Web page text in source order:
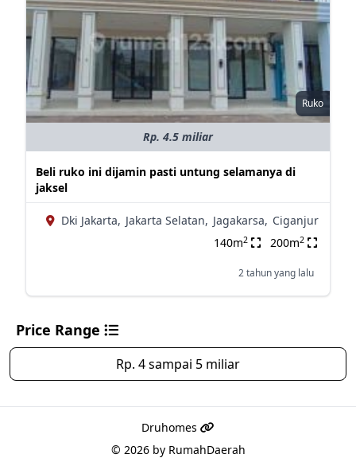
Ruko
Rp. 4.5 miliar
Beli ruko ini dijamin pasti untung selamanya di
jaksel
Dki Jakarta, Jakarta Selatan, Jagakarsa, Ciganjur
140m2 200m2
2 tahun yang lalu
Price Range
Rp. 4 sampai 5 miliar
Druhomes
© 2026 by RumahDaerah